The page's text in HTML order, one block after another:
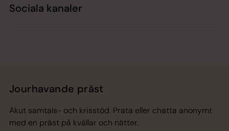
Sociala kanaler
Jourhavande präst
Akut samtals- och krisstöd. Prata eller chatta anonymt
med en präst på kvällar och nätter.